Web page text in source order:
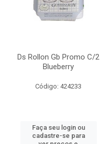
Ds Rollon Gb Promo C/2
Blueberry
Código: 424233
Faça seu login ou
cadastre-se para